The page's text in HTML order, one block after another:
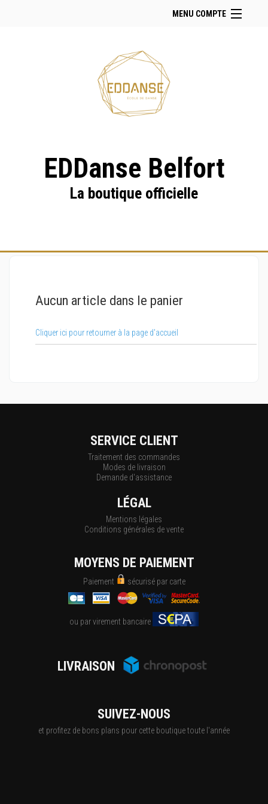
MENU COMPTE
Retour à notre site
Facebook
Instagram
Se connecter
EDDanse Belfort
La boutique officielle
Aucun article dans le panier
Cliquer ici pour retourner à la page d'accueil
SERVICE CLIENT
Traitement des commandes
Modes de livraison
Demande d'assistance
LÉGAL
Mentions légales
Conditions générales de vente
MOYENS DE PAIEMENT
Paiement sécurisé par carte
ou par virement bancaire
LIVRAISON
SUIVEZ-NOUS
et profitez de bons plans pour cette boutique toute l'année